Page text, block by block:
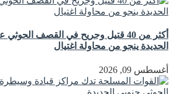
أكثر من 40 قتيل وجريح في القصف
الحديدة ينجو من محاولة اغتيال
أغسطس 09, 2026